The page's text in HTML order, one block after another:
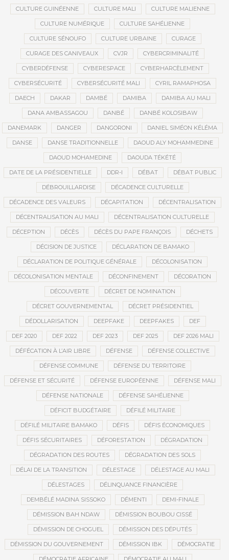
CULTURE GUINÉENNE CULTURE MALI CULTURE MALIENNE
CULTURE NUMÉRIQUE CULTURE SAHÉLIENNE
CULTURE SÉNOUFO CULTURE URBAINE CURAGE
CURAGE DES CANIVEAUX CVJR CYBERCRIMINALITÉ
CYBERDÉFENSE CYBERESPACE CYBERHARCÈLEMENT
CYBERSÉCURITÉ CYBERSÉCURITÉ MALI CYRIL RAMAPHOSA
DAECH DAKAR DAMBÉ DAMIBA DAMIBA AU MALI
DANA AMBASSAGOU DANBÉ DANBÉ KOLOSIBAW
DANEMARK DANGER DANGORONI DANIEL SIMÉON KÉLÉMA
DANSE DANSE TRADITIONNELLE DAOUD ALY MOHAMMEDINE
DAOUD MOHAMEDINE DAOUDA TÉKÉTÉ
DATE DE LA PRÉSIDENTIELLE DDR-I DÉBAT DÉBAT PUBLIC
DÉBROUILLARDISE DÉCADENCE CULTURELLE
DÉCADENCE DES VALEURS DÉCAPITATION DÉCENTRALISATION
DÉCENTRALISATION AU MALI DÉCENTRALISATION CULTURELLE
DÉCEPTION DÉCÈS DÉCÈS DU PAPE FRANÇOIS DÉCHETS
DÉCISION DE JUSTICE DÉCLARATION DE BAMAKO
DÉCLARATION DE POLITIQUE GÉNÉRALE DÉCOLONISATION
DÉCOLONISATION MENTALE DÉCONFINEMENT DÉCORATION
DÉCOUVERTE DÉCRET DE NOMINATION
DÉCRET GOUVERNEMENTAL DÉCRET PRÉSIDENTIEL
DÉDOLLARISATION DEEPFAKE DEEPFAKES DEF
DEF 2020 DEF 2022 DEF 2023 DEF 2025 DEF 2026 MALI
DÉFÉCATION À L’AIR LIBRE DÉFENSE DÉFENSE COLLECTIVE
DÉFENSE COMMUNE DÉFENSE DU TERRITOIRE
DÉFENSE ET SÉCURITÉ DÉFENSE EUROPÉENNE DÉFENSE MALI
DÉFENSE NATIONALE DÉFENSE SAHÉLIENNE
DÉFICIT BUDGÉTAIRE DÉFILÉ MILITAIRE
DÉFILÉ MILITAIRE BAMAKO DÉFIS DÉFIS ÉCONOMIQUES
DÉFIS SÉCURITAIRES DÉFORESTATION DÉGRADATION
DÉGRADATION DES ROUTES DÉGRADATION DES SOLS
DÉLAI DE LA TRANSITION DÉLESTAGE DÉLESTAGE AU MALI
DÉLESTAGES DÉLINQUANCE FINANCIÈRE
DEMBÉLÉ MADINA SISSOKO DÉMENTI DEMI-FINALE
DÉMISSION BAH NDAW DÉMISSION BOUBOU CISSÉ
DÉMISSION DE CHOGUEL DÉMISSION DES DÉPUTÉS
DÉMISSION DU GOUVERNEMENT DÉMISSION IBK DÉMOCRATIE